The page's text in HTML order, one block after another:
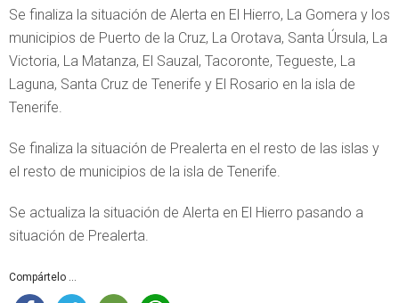
Se finaliza la situación de Alerta en El Hierro, La Gomera y los
municipios de Puerto de la Cruz, La Orotava, Santa Úrsula, La
Victoria, La Matanza, El Sauzal, Tacoronte, Tegueste, La
Laguna, Santa Cruz de Tenerife y El Rosario en la isla de
Tenerife.
Se finaliza la situación de Prealerta en el resto de las islas y
el resto de municipios de la isla de Tenerife.
Se actualiza la situación de Alerta en El Hierro pasando a
situación de Prealerta.
Compártelo ...